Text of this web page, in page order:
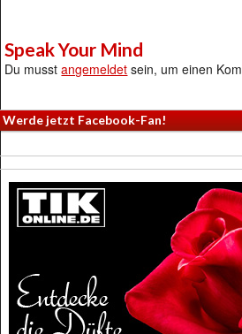
Speak Your Mind
Du musstangemeldet sein, um einen
Werde jetzt Facebook-Fan!